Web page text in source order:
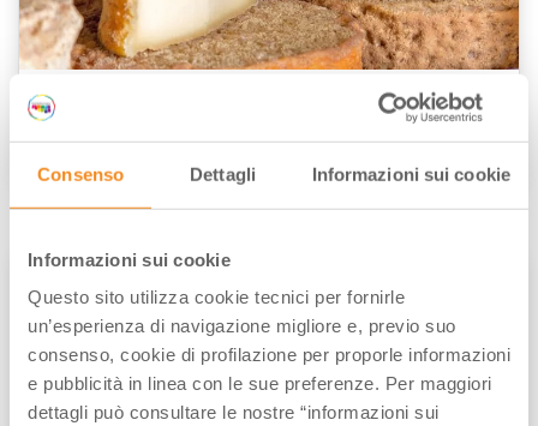
Consenso Dettagli Informazioni sui cookie
Informazioni sui cookie
Questo sito utilizza cookie tecnici per fornirle
un’esperienza di navigazione migliore e, previo suo
consenso, cookie di profilazione per proporle informazioni
e pubblicità in linea con le sue preferenze. Per maggiori
dettagli può consultare le nostre “informazioni sui
La sfossatura del Formaggio di Fossa